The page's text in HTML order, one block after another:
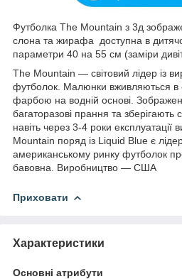
Футболка The Mountain з 3д
слона та жирафа доступна в
параметри 40 на 55 см (заміри
The Mountain — світовий лідер із
футболок. Малюнки вживляються в
фарбою на водній основі.
багаторазові прання та зберігають
навіть через 3-4 роки експлуатації
Mountain поряд із Liquid Blue є
американському ринку футболок
бавовна. Виробництво — США
Приховати
Характеристики
Основні атрибути